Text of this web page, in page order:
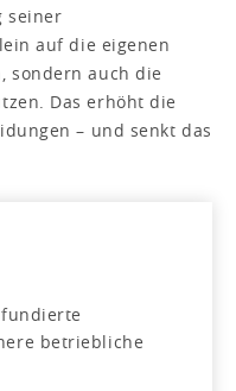
seiner
auf die eigenen
sondern auch die
Das erhöht die
– und senkt das
betriebliche